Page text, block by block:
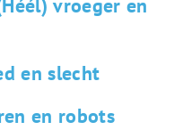
vroeger en
en slecht
en robots